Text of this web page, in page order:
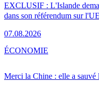
EXCLUSIF : L'Islande
dans son référendum sur l'UE
07.08.2026
Merci la Chine : elle a sauvé
ÉCONOMIE